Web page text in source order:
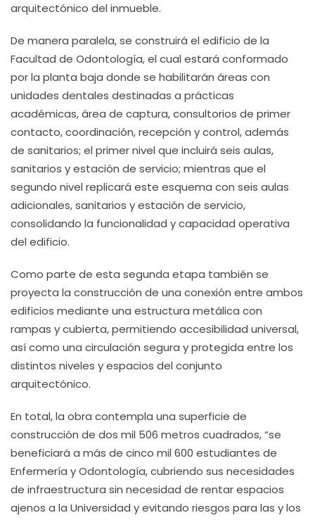
arquitectónico del inmueble.
De manera paralela, se construirá el edificio de la
Facultad de Odontología, el cual estará conformado
por la planta baja donde se habilitarán áreas con
unidades dentales destinadas a prácticas
académicas, área de captura, consultorios de primer
contacto, coordinación, recepción y control, además
de sanitarios; el primer nivel que incluirá seis aulas,
sanitarios y estación de servicio; mientras que el
segundo nivel replicará este esquema con seis aulas
adicionales, sanitarios y estación de servicio,
consolidando la funcionalidad y capacidad operativa
del edificio.
Como parte de esta segunda etapa también se
proyecta la construcción de una conexión entre ambos
edificios mediante una estructura metálica con
rampas y cubierta, permitiendo accesibilidad universal,
así como una circulación segura y protegida entre los
distintos niveles y espacios del conjunto
arquitectónico.
En total, la obra contempla una superficie de
construcción de dos mil 506 metros cuadrados, “se
beneficiará a más de cinco mil 600 estudiantes de
Enfermería y Odontología, cubriendo sus necesidades
de infraestructura sin necesidad de rentar espacios
ajenos a la Universidad y evitando riesgos para las y los